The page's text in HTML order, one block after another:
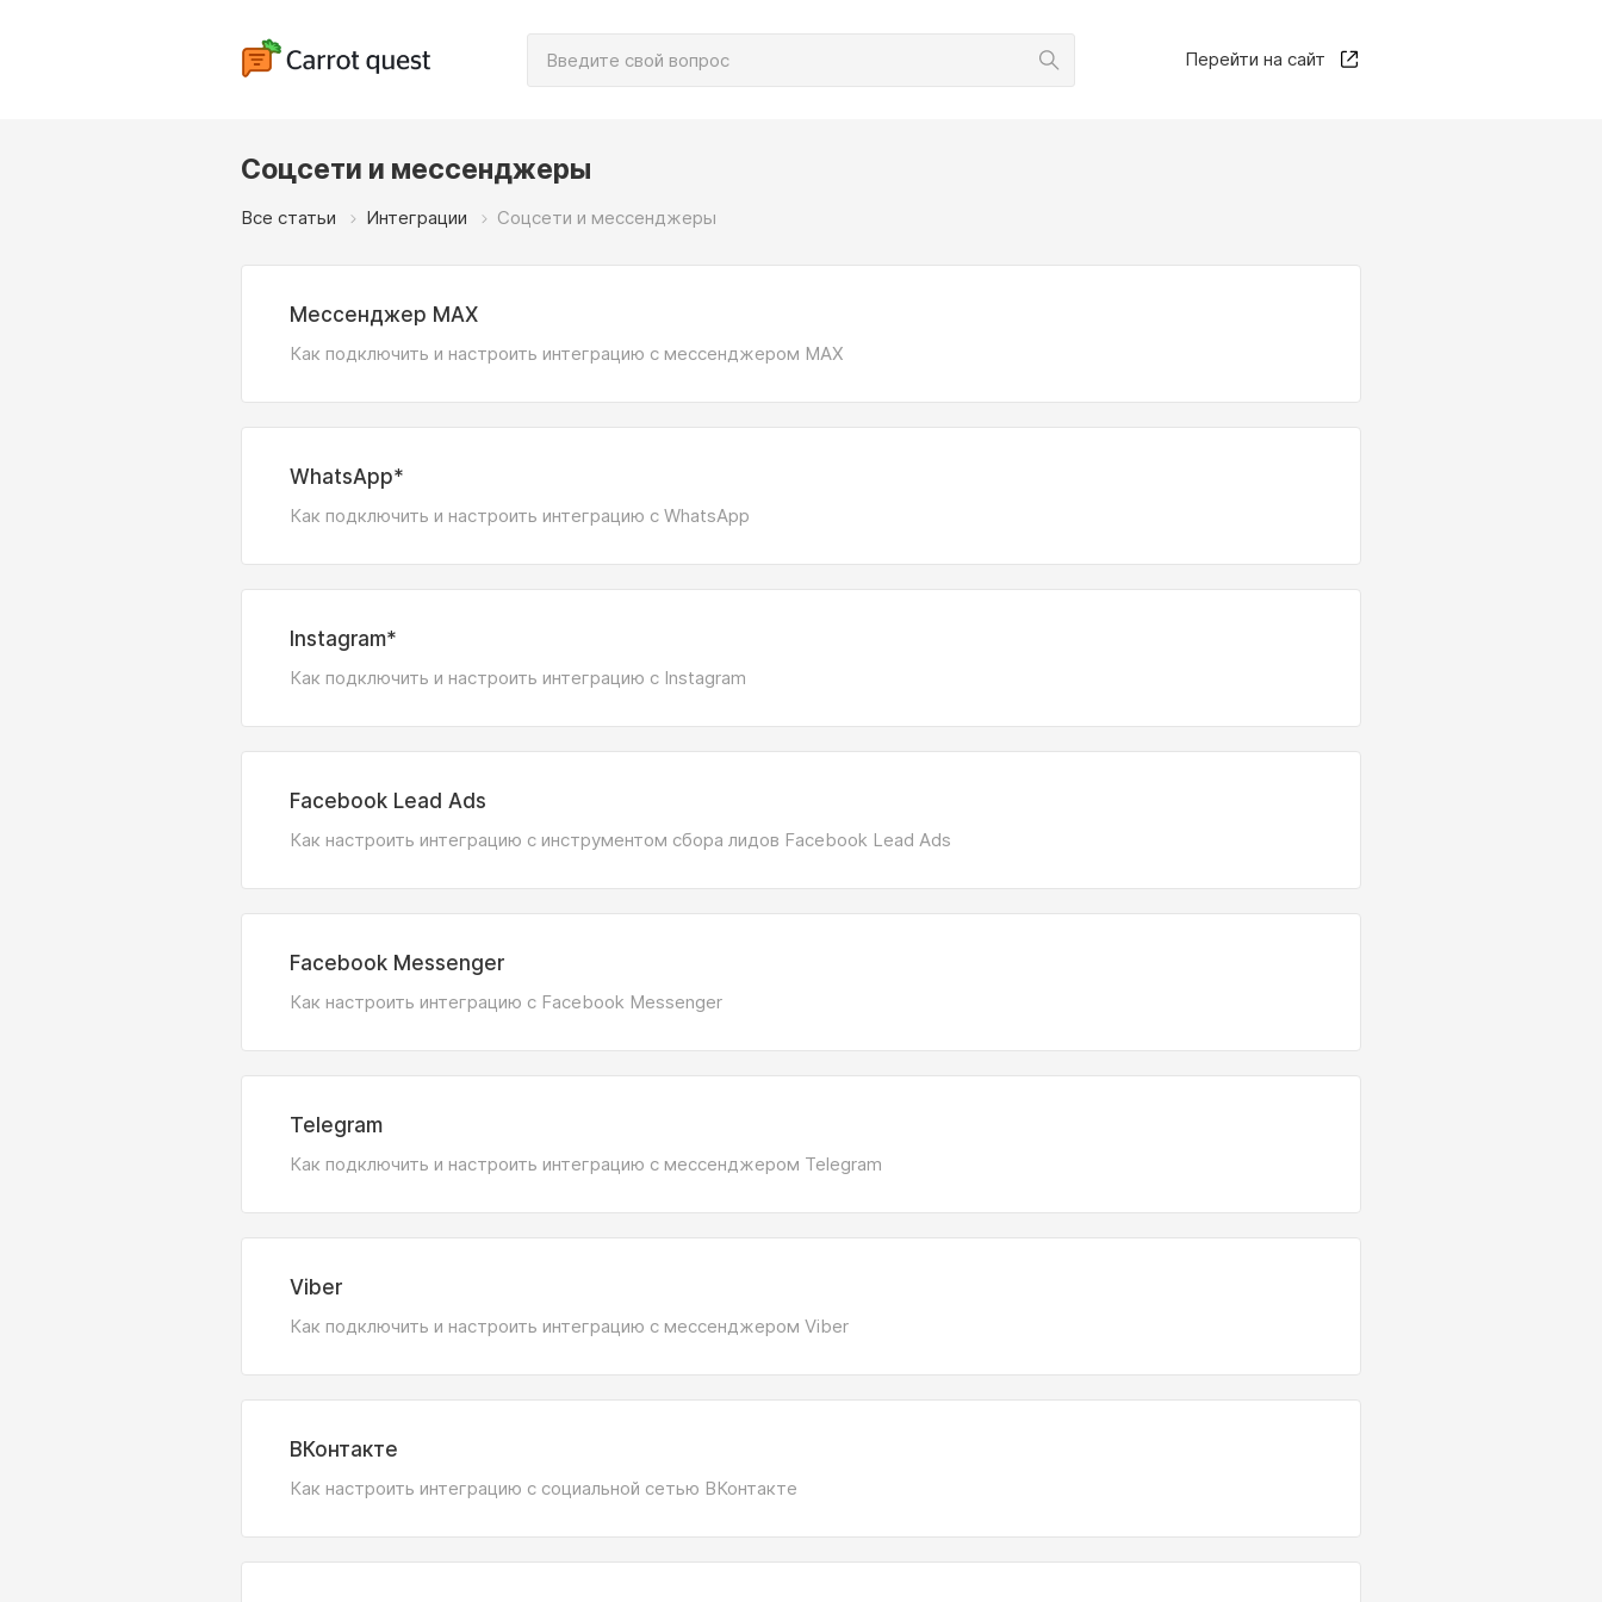
Перейти на сайт
Соцсети и мессенджеры
Все статьи Интеграции Соцсети и мессенджеры
Мессенджер MAX
Как подключить и настроить интеграцию с мессенджером MAX
WhatsApp*
Как подключить и настроить интеграцию с WhatsApp
Instagram*
Как подключить и настроить интеграцию с Instagram
Facebook Lead Ads
Как настроить интеграцию с инструментом сбора лидов Facebook Lead Ads
Facebook Messenger
Как настроить интеграцию с Facebook Messenger
Telegram
Как подключить и настроить интеграцию с мессенджером Telegram
Viber
Как подключить и настроить интеграцию с мессенджером Viber
ВКонтакте
Как настроить интеграцию с социальной сетью ВКонтакте